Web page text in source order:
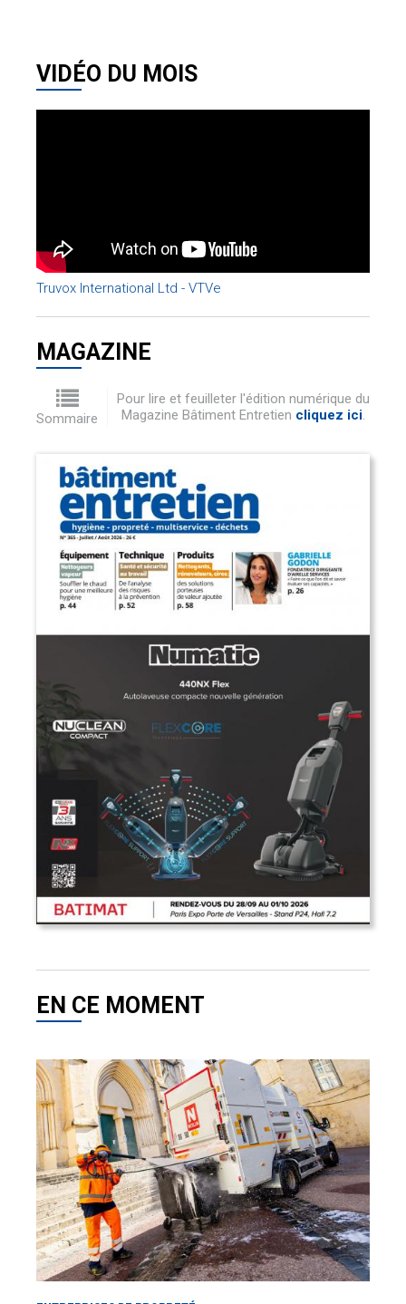
VIDÉO DU MOIS
Truvox International Ltd - VTVe
MAGAZINE
Sommaire
Pour lire et feuilleter l'édition numérique du
Magazine Bâtiment Entretien cliquez ici.
EN CE MOMENT